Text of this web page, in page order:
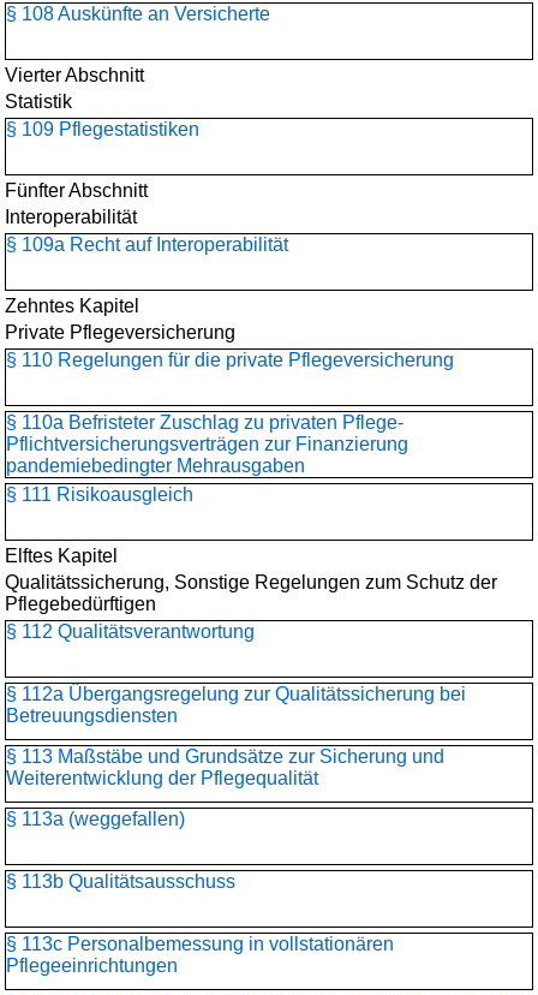
§ 108 Auskünfte an Versicherte
Vierter Abschnitt
Statistik
§ 109 Pflegestatistiken
Fünfter Abschnitt
Interoperabilität
§ 109a Recht auf Interoperabilität
Zehntes Kapitel
Private Pflegeversicherung
§ 110 Regelungen für die private Pflegeversicherung
§ 110a Befristeter Zuschlag zu privaten Pflege-
Pflichtversicherungsverträgen zur Finanzierung
pandemiebedingter Mehrausgaben
§ 111 Risikoausgleich
Elftes Kapitel
Qualitätssicherung, Sonstige Regelungen zum Schutz der
Pflegebedürftigen
§ 112 Qualitätsverantwortung
§ 112a Übergangsregelung zur Qualitätssicherung bei
Betreuungsdiensten
§ 113 Maßstäbe und Grundsätze zur Sicherung und
Weiterentwicklung der Pflegequalität
§ 113a (weggefallen)
§ 113b Qualitätsausschuss
§ 113c Personalbemessung in vollstationären
Pflegeeinrichtungen